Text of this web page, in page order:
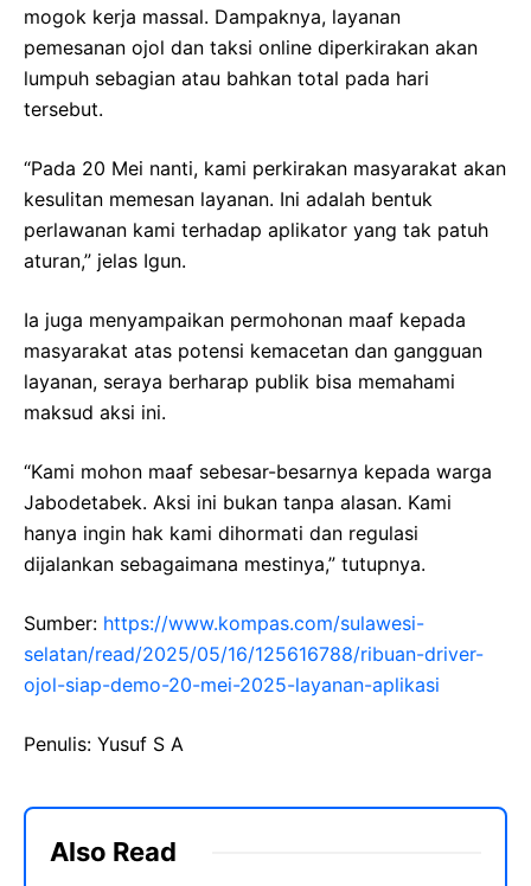
mogok kerja massal. Dampaknya, layanan
pemesanan ojol dan taksi online diperkirakan akan
lumpuh sebagian atau bahkan total pada hari
tersebut.
“Pada 20 Mei nanti, kami perkirakan masyarakat akan
kesulitan memesan layanan. Ini adalah bentuk
perlawanan kami terhadap aplikator yang tak patuh
aturan,” jelas Igun.
Ia juga menyampaikan permohonan maaf kepada
masyarakat atas potensi kemacetan dan gangguan
layanan, seraya berharap publik bisa memahami
maksud aksi ini.
“Kami mohon maaf sebesar-besarnya kepada warga
Jabodetabek. Aksi ini bukan tanpa alasan. Kami
hanya ingin hak kami dihormati dan regulasi
dijalankan sebagaimana mestinya,” tutupnya.
Sumber: https://www.kompas.com/sulawesi-
selatan/read/2025/05/16/125616788/ribuan-driver-
ojol-siap-demo-20-mei-2025-layanan-aplikasi
Penulis: Yusuf S A
Also Read